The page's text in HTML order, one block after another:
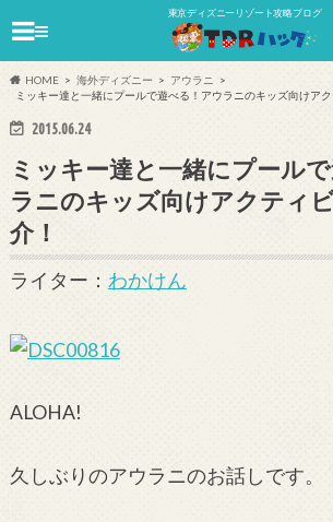
東京ディズニーリゾート攻略ブログ
≡
HOME 海外ディズニー
アウラニ
ミッキー達と一緒にプールで遊べる！アウラニのキッズ向けア
2015.06.24
ミッキー達と一緒にプール
ラニのキッズ向けアクティ
介！
ライター： わかけん
ALOHA!
久しぶりのアウラニのお話しです。